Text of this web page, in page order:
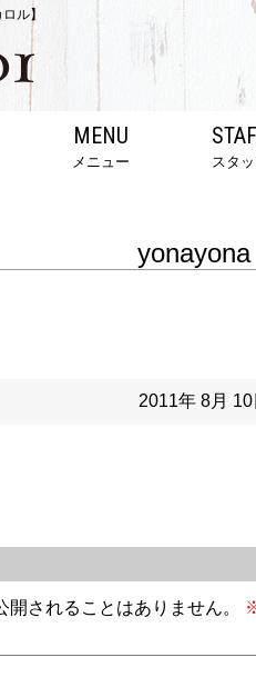
ル】
MENU
メニュー スタ
yonayona
2011年 8月
開されることはありません。